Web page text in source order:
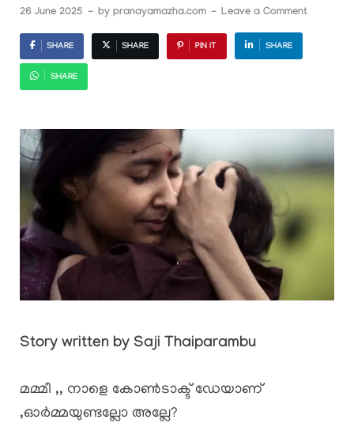
26 June 2025 - by pranayamazha.com - Leave a Comment
SHARE SHARE PIN IT SHARE
SHARE
Story written by Saji Thaiparambu
മമ്മീ ,, നാളെ കോൺടാക്ട് ഡേയാണ്
,ഓർമ്മയുണ്ടല്ലോ അല്ലേ?